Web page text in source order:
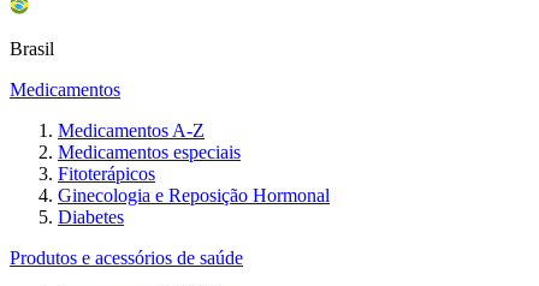
Brasil
Medicamentos
Medicamentos A-Z
Medicamentos especiais
Fitoterápicos
Ginecologia e Reposição Hormonal
Diabetes
Produtos e acessórios de saúde